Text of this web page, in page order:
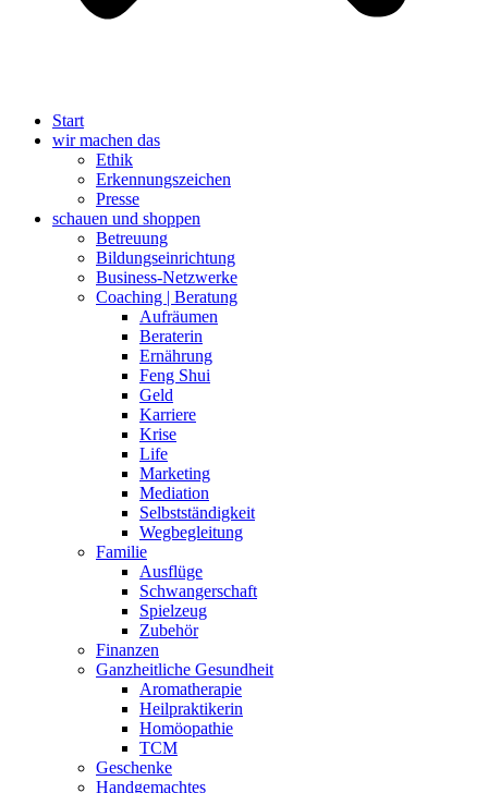
Start
wir machen das
Ethik
Erkennungszeichen
Presse
schauen und shoppen
Betreuung
Bildungseinrichtung
Business-Netzwerke
Coaching | Beratung
Aufräumen
Beraterin
Ernährung
Feng Shui
Geld
Karriere
Krise
Life
Marketing
Mediation
Selbstständigkeit
Wegbegleitung
Familie
Ausflüge
Schwangerschaft
Spielzeug
Zubehör
Finanzen
Ganzheitliche Gesundheit
Aromatherapie
Heilpraktikerin
Homöopathie
TCM
Geschenke
Handgemachtes